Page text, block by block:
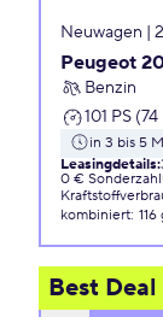
Neuwagen |
Peugeot
Benzin
101 PS
in 3 bis 5
Leasingdetails:
0 €
kombiniert:
Best Deal